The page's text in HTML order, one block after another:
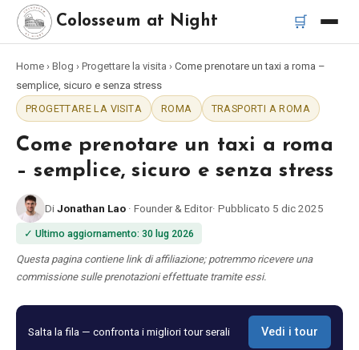
Colosseum at Night 🛒
Home
Migliori tour
Migliori tour notturni del Colosseo
Migliori tour a Roma
Bus turistico Roma
Home › Blog › Progettare la visita › Come prenotare un taxi a roma –
semplice, sicuro e senza stress
PROGETTARE LA VISITA
ROMA TRASPORTI A ROMA
Come prenotare un taxi a roma
– semplice, sicuro e senza stress
DiJonathan Lao · Founder & Editor· Pubblicato 5 dic 2025
✓ Ultimo aggiornamento: 30 lug 2026
Questa pagina contiene link di affiliazione; potremmo ricevere una
commissione sulle prenotazioni effettuate tramite essi.
Salta la fila — confronta i migliori tour serali Vedi i tour